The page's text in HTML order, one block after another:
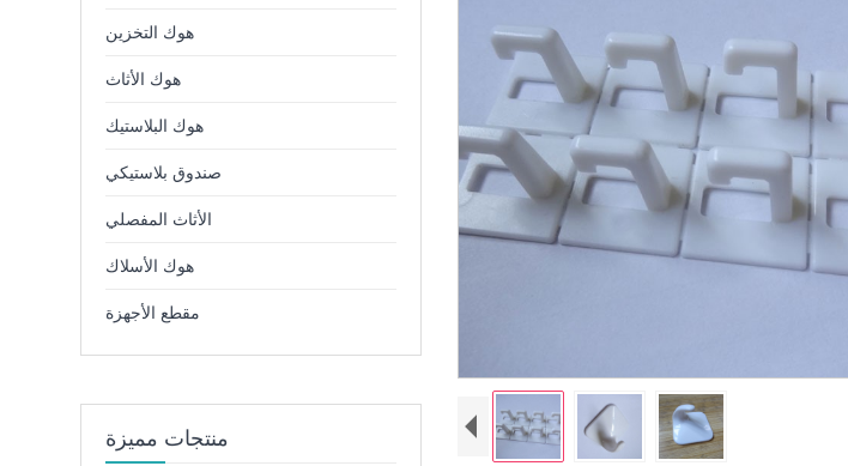
هوك التخزين
هوك الأثاث
هوك البلاستيك
صندوق بلاستيكي
الأثاث المفصلي
هوك الأسلاك
مقطع الأجهزة
منتجات مميزة